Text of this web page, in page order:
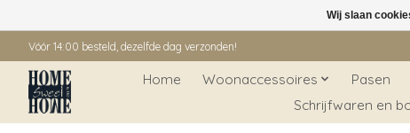
Vóór 14:00 besteld, dezelfde dag verzonden!
Home Woonaccessoires Pasen
Schrijfwaren en
Wij slaan